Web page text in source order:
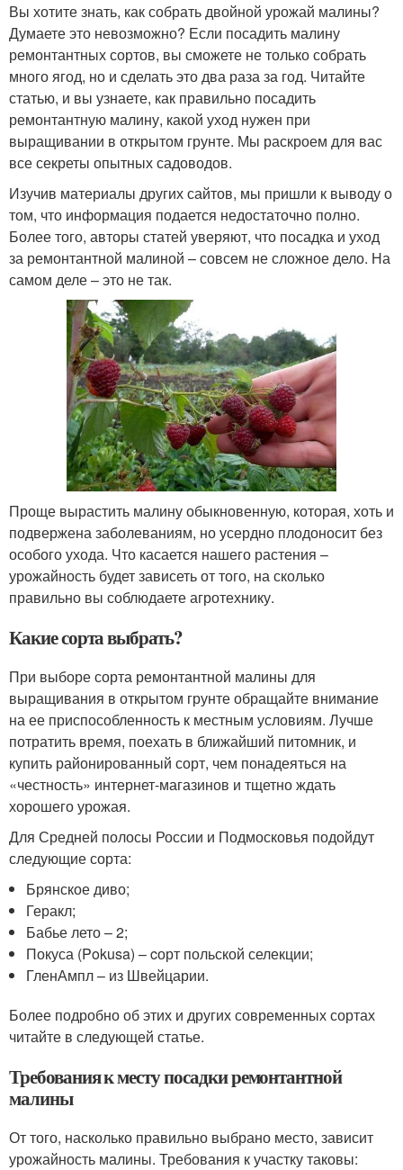
Вы хотите знать, как собрать двойной урожай малины?
Думаете это невозможно? Если посадить малину
ремонтантных сортов, вы сможете не только собрать
много ягод, но и сделать это два раза за год. Читайте
статью, и вы узнаете, как правильно посадить
ремонтантную малину, какой уход нужен при
выращивании в открытом грунте. Мы раскроем для вас
все секреты опытных садоводов.
Изучив материалы других сайтов, мы пришли к выводу о
том, что информация подается недостаточно полно.
Более того, авторы статей уверяют, что посадка и уход
за ремонтантной малиной – совсем не сложное дело. На
самом деле – это не так.
Проще вырастить малину обыкновенную, которая, хоть и
подвержена заболеваниям, но усердно плодоносит без
особого ухода. Что касается нашего растения –
урожайность будет зависеть от того, на сколько
правильно вы соблюдаете агротехнику.
Какие сорта выбрать?
При выборе сорта ремонтантной малины для
выращивания в открытом грунте обращайте внимание
на ее приспособленность к местным условиям. Лучше
потратить время, поехать в ближайший питомник, и
купить районированный сорт, чем понадеяться на
«честность» интернет-магазинов и тщетно ждать
хорошего урожая.
Для Средней полосы России и Подмосковья подойдут
следующие сорта:
Брянское диво;
Геракл;
Бабье лето – 2;
Покуса (Pokusa) – cорт польской селекции;
ГленАмпл – из Швейцарии.
Более подробно об этих и других современных сортах
читайте в следующей статье.
Требования к месту посадки ремонтантной
малины
От того, насколько правильно выбрано место, зависит
урожайность малины. Требования к участку таковы: